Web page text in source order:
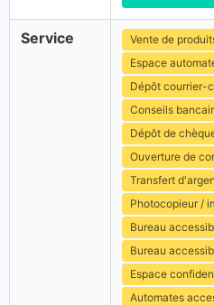
Service
Vente de
Espace
Dépôt courrier-
Conseils
Dépôt de
Ouverture de
Transfert
Photocopieur /
Bureau
Bureau
Espace
Automates